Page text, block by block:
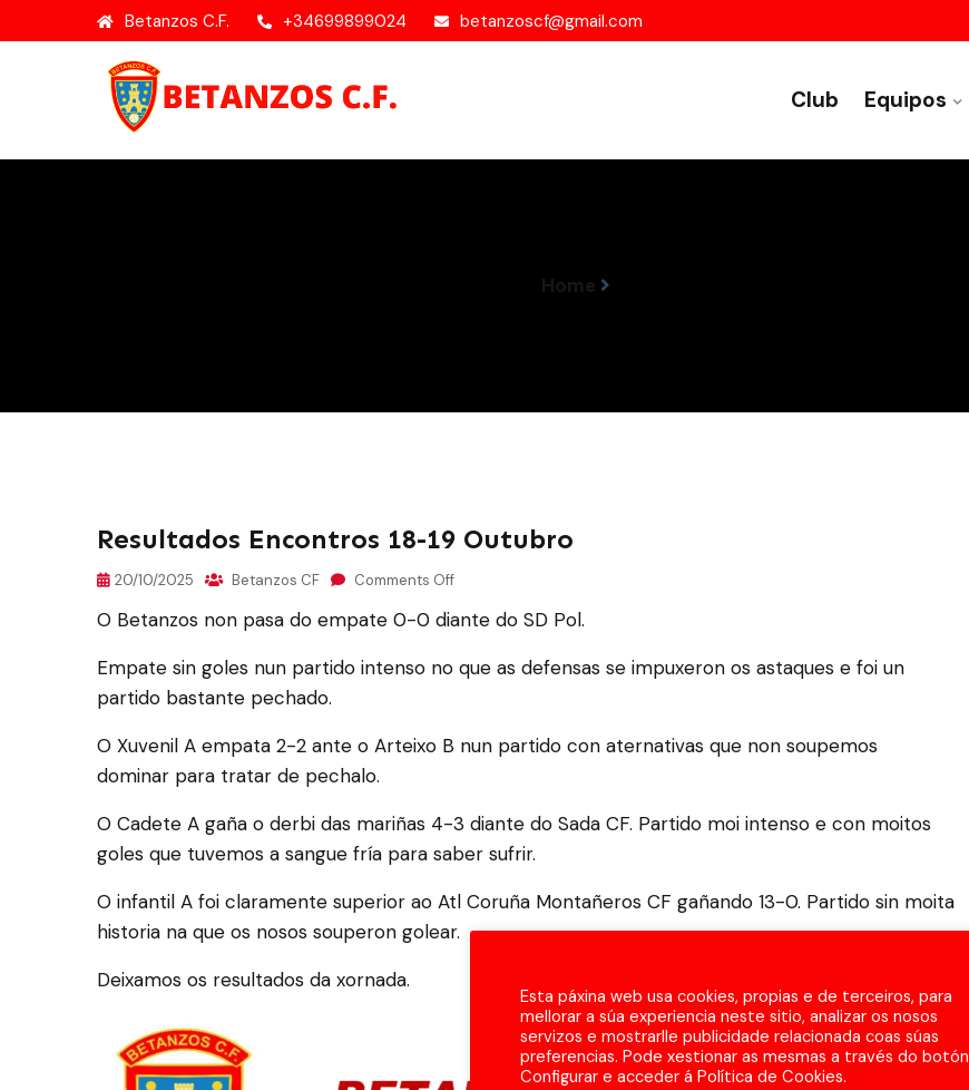
Betanzos C.F. +34699899024 betanzoscf@gmail.com
Club Equipos
Home
Resultados Encontros 18-19 Outubro
20/10/2025 Betanzos CF Comments Off
O Betanzos non pasa do empate 0-0 diante do SD Pol.
Empate sin goles nun partido intenso no que as defensas se impuxeron os astaques e foi un
partido bastante pechado.
O Xuvenil A empata 2-2 ante o Arteixo B nun partido con aternativas que non soupemos
dominar para tratar de pechalo.
O Cadete A gaña o derbi das mariñas 4-3 diante do Sada CF. Partido moi intenso e con moitos
goles que tuvemos a sangue fría para saber sufrir.
O infantil A foi claramente superior ao Atl Coruña Montañeros CF gañando 13-0. Partido sin moita
historia na que os nosos souperon golear.
Deixamos os resultados da xornada.
Esta páxina web usa cookies, propias e de terceiros, para
mellorar a súa experiencia neste sitio, analizar os nosos
servizos e mostrarlle publicidade relacionada coas súas
preferencias. Pode xestionar as mesmas a través do botón
Configurar e acceder á Política de Cookies.